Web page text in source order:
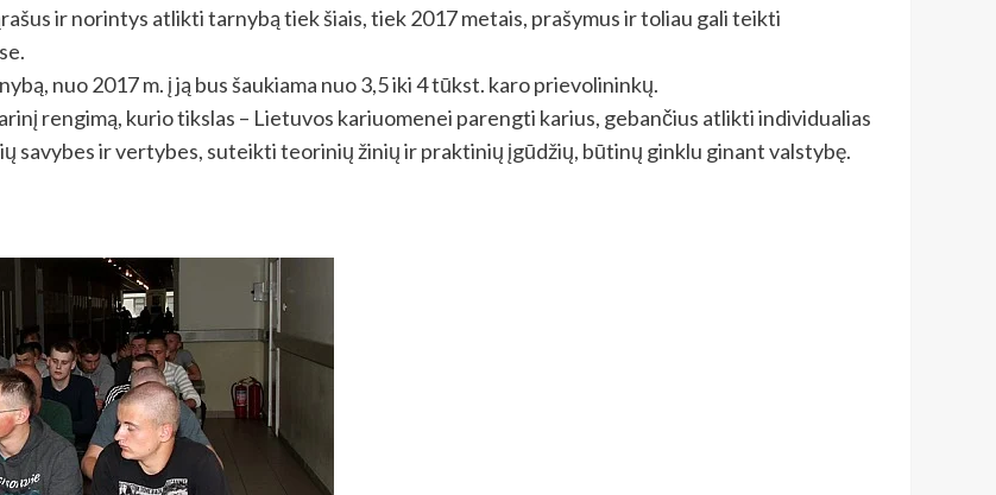
ir norintys atlikti tarnybą tiek šiais, tiek 2017 metais, prašymus ir toliau gali teikti
nuo 2017 m. į ją bus šaukiama nuo 3,5 iki 4 tūkst. karo prievolininkų.
rengimą, kurio tikslas – Lietuvos kariuomenei parengti karius, gebančius atlikti individualias
savybes ir vertybes, suteikti teorinių žinių ir praktinių įgūdžių, būtinų ginklu ginant valstybę.